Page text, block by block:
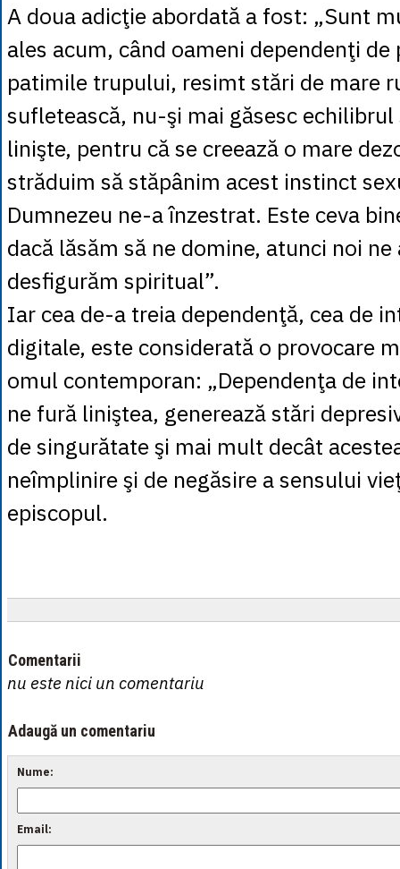
A doua adicţie abordată a fost: „Sunt
ales acum, când oameni dependenţi de
patimile trupului, resimt stări de mare
sufletească, nu-şi mai găsesc echilibrul
linişte, pentru că se creează o mare
străduim să stăpânim acest instinct
Dumnezeu ne-a înzestrat. Este ceva
dacă lăsăm să ne domine, atunci noi
desfigurăm spiritual”.
Iar cea de-a treia dependenţă, cea de
digitale, este considerată o provocare
omul contemporan: „Dependenţa de
ne fură liniştea, generează stări
de singurătate şi mai mult decât
neîmplinire şi de negăsire a sensului
episcopul.
Comentarii
nu este nici un comentariu
Adaugă un comentariu
Nume:
Email: